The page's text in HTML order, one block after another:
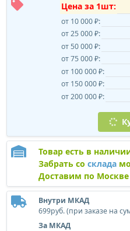
Цена за 1шт:
от 10 000 ₽:
от 25 000 ₽:
от 50 000 ₽:
от 75 000 ₽:
от 100 000 ₽:
от 150 000 ₽:
от 200 000 ₽:
Товар есть в
Забрать со склада
Доставим по
Внутри МКАД
699руб. (при заказе на
За МКАД